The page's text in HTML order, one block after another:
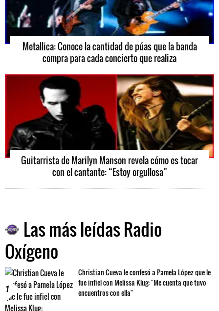
Metallica: Conoce la cantidad de púas que la banda
compra para cada concierto que realiza
Guitarrista de Marilyn Manson revela cómo es tocar
con el cantante: “Estoy orgullosa”
Las más leídas Radio
Oxígeno
1
Christian Cueva le confesó a Pamela López que le
fue infiel con Melissa Klug: "Me cuenta que tuvo
encuentros con ella"